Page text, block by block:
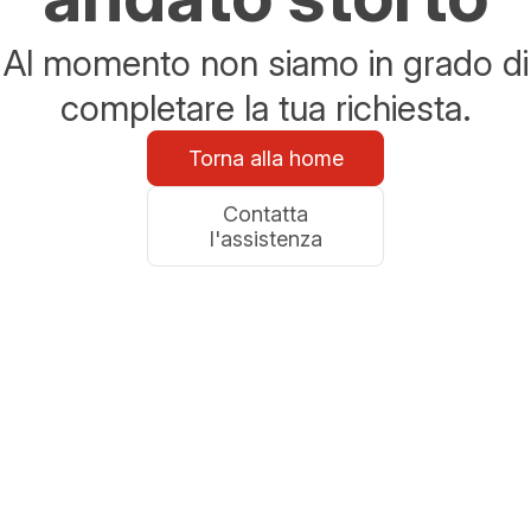
Al momento non siamo in grado di
completare la tua richiesta.
Torna alla home
Contatta
l'assistenza